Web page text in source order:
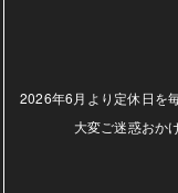
2026年6月より定休日を
大変ご迷惑おか